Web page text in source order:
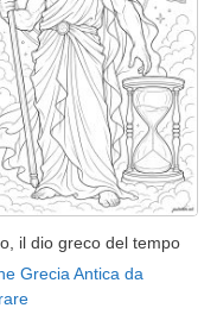
il dio greco del tempo
Grecia Antica da